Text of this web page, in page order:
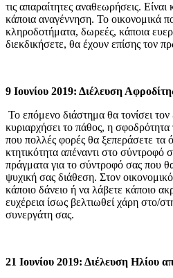
τις απαραίτητες αναθεωρήσεις. Είναι
κάποια αναγέννηση. Το οικονομικά
κληροδοτήματα, δωρεές, κάποια
διεκδικήσετε, θα έχουν επίσης τον
9 Ιουνίου 2019: Διέλευση
Το επόμενο διάστημα θα τονίσει
κυριαρχήσει το πάθος, η
που πολλές φορές θα ξεπεράσετε τα
κτητικότητα απέναντι στο σύντροφό
πράγματα για το σύντροφό σας που
ψυχική σας διάθεση. Στον
κάποιο δάνειο ή να λάβετε κάποιο
ευχέρεια ίσως βελτιωθεί χάρη στο/
συνεργάτη σας.
21 Ιουνίου 2019: Διέλευση Ηλίου